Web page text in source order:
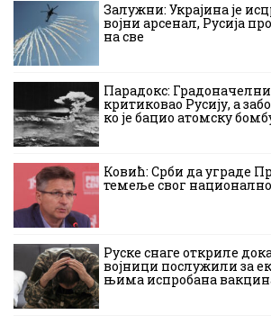
Залужни: Украјина је
војни арсенал, Русија
на све
Парадокс:
критиковао Русију, а
ко је бацио атомску
Ковић: Срби да уграде
темеље свог
Руске снаге откриле
војници послужили за
њима испробана